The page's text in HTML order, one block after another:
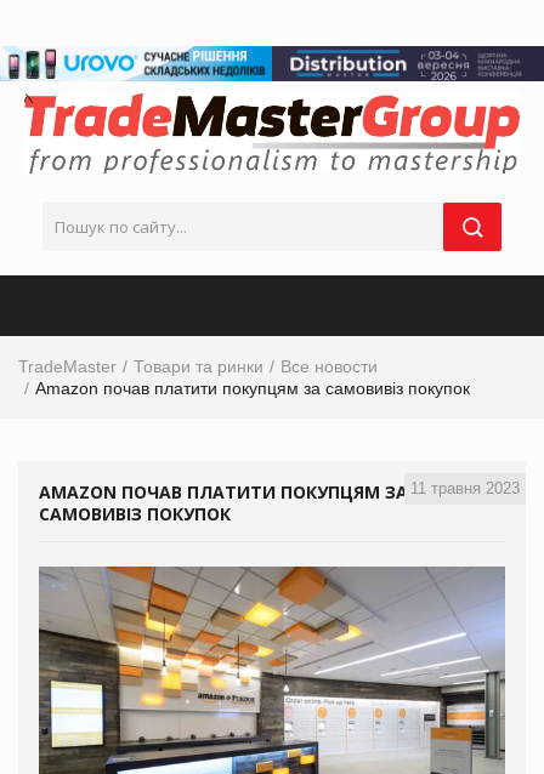
TradeMaster Товари та ринки
Все новости
Amazon почав платити покупцям за самовивіз покупок
11 травня 2023
AMAZON ПОЧАВ ПЛАТИТИ ПОКУПЦЯМ ЗА
САМОВИВІЗ ПОКУПОК